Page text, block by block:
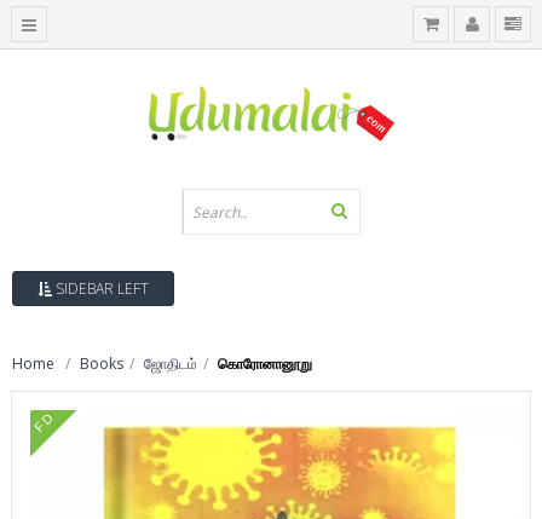
SIDEBAR LEFT
Home Books ஜோதிடம் கொரோனானூறு
FD